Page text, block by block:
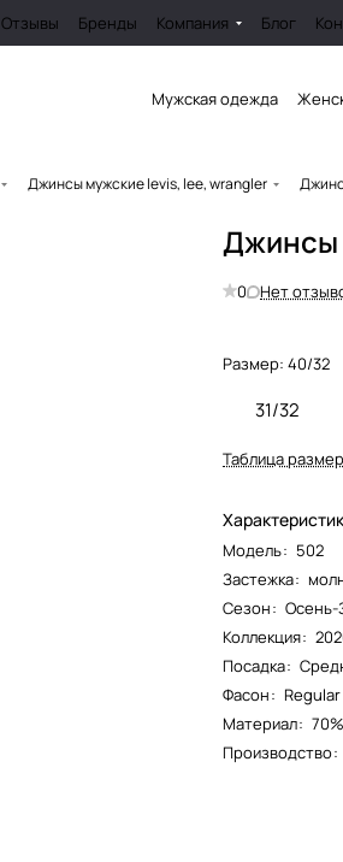
Отзывы Бренды Компания Блог
Мужская одежда
Джинсы мужские levis, lee, wrangler
Джинсы
0 Нет
Размер:40/32
31/32
Таблица
Модель: 502
Застежка:
Сезон: Осень-
Коллекция:
Посадка:
Фасон:
Материал:
Производство: